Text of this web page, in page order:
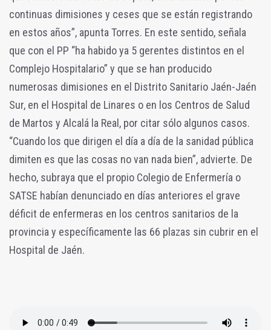
continuas dimisiones y ceses que se están registrando
en estos años”, apunta Torres. En este sentido, señala
que con el PP “ha habido ya 5 gerentes distintos en el
Complejo Hospitalario” y que se han producido
numerosas dimisiones en el Distrito Sanitario Jaén-Jaén
Sur, en el Hospital de Linares o en los Centros de Salud
de Martos y Alcalá la Real, por citar sólo algunos casos.
“Cuando los que dirigen el día a día de la sanidad pública
dimiten es que las cosas no van nada bien”, advierte. De
hecho, subraya que el propio Colegio de Enfermería o
SATSE habían denunciado en días anteriores el grave
déficit de enfermeras en los centros sanitarios de la
provincia y específicamente las 66 plazas sin cubrir en el
Hospital de Jaén.